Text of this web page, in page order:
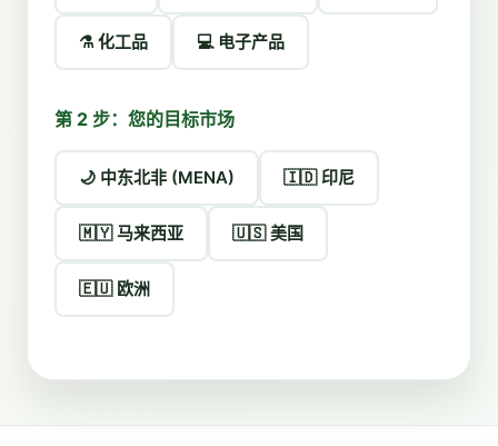
⚗️ 化工品 💻 电子产品
第 2 步：您的目标市场
🌙 中东北非 (MENA) 🇮🇩 印尼
🇲🇾 马来西亚 🇺🇸 美国
🇪🇺 欧洲